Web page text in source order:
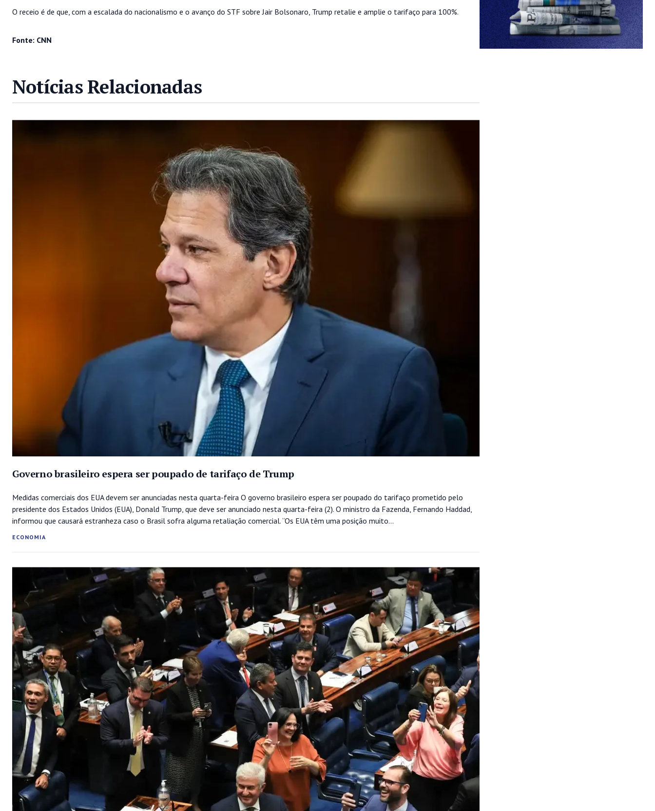
O receio é de que, com a escalada do nacionalismo e o avanço do STF sobre Jair Bolsonaro, Trump retalie e amplie o tarifaço para 100%.
Fonte: CNN
Notícias Relacionadas
Governo brasileiro espera ser poupado de tarifaço de Trump
Medidas comerciais dos EUA devem ser anunciadas nesta quarta-feira O governo brasileiro espera ser poupado do tarifaço prometido pelo
presidente dos Estados Unidos (EUA), Donald Trump, que deve ser anunciado nesta quarta-feira (2). O ministro da Fazenda, Fernando Haddad,
informou que causará estranheza caso o Brasil sofra alguma retaliação comercial. “Os EUA têm uma posição muito...
ECONOMIA